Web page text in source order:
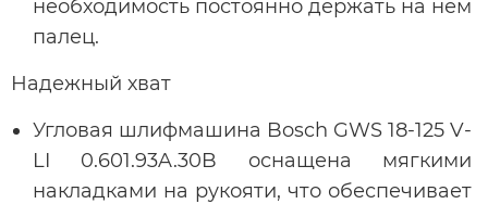
необходимость постоянно держать на нем
палец.
Надежный хват
Угловая шлифмашина Bosch GWS 18-125 V-
LI 0.601.93A.30B оснащена мягкими
накладками на рукояти, что обеспечивает